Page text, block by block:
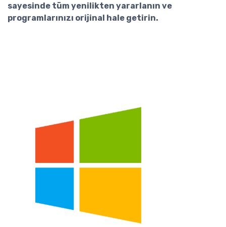
sayesinde tüm yenilikten yararlanın ve
programlarınızı orijinal hale getirin.